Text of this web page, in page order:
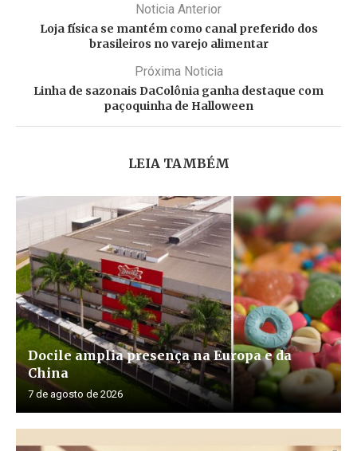
Noticia Anterior
Loja física se mantém como canal preferido dos
brasileiros no varejo alimentar
Próxima Noticia
Linha de sazonais DaColônia ganha destaque com
paçoquinha de Halloween
LEIA TAMBÉM
Docile amplia presença na Europa e da
China
7 de agosto de 2026